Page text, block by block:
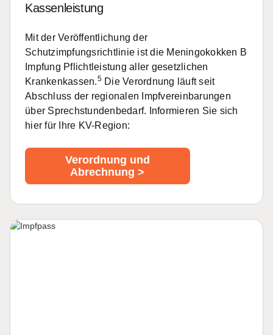
Kassenleistung
Mit der Veröffentlichung der
Schutzimpfungsrichtlinie ist die Meningokokken B
Impfung Pflichtleistung aller gesetzlichen
Krankenkassen.5Die Verordnung läuft seit
Abschluss der regionalen Impfvereinbarungen
über Sprechstundenbedarf. Informieren Sie sich
hier für Ihre KV-Region:
Verordnung und
Abrechnung >